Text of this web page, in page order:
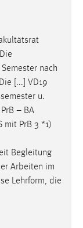
nach
[...] VD19
u.
– BA
mit PrB 3 *1)
Begleitung
Arbeiten im
Lehrform, die